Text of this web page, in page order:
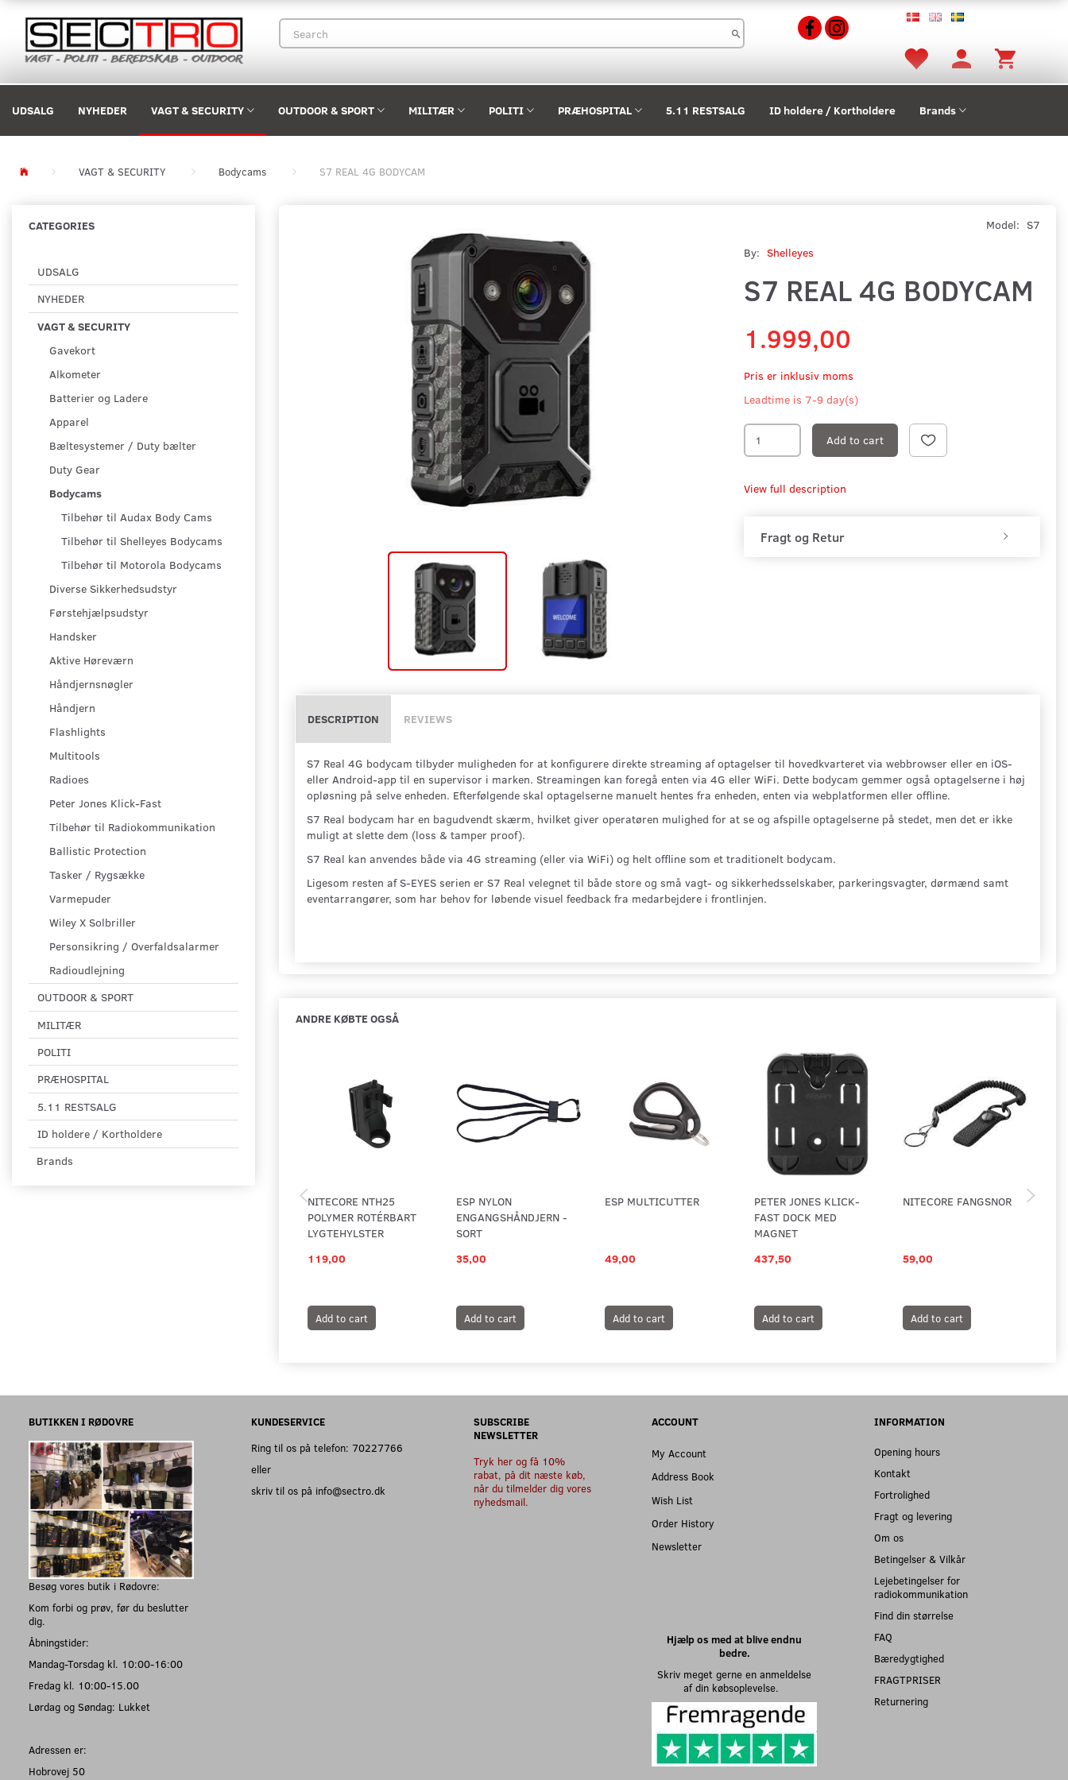
UDSALG NYHEDER VAGT & SECURITY OUTDOOR & SPORT MILITÆR POLITI PRÆHOSPITAL 5.11 RESTSALG ID holdere / Kortholdere Brands
VAGT & SECURITY Bodycams S7 REAL 4G BODYCAM
CATEGORIES
UDSALG
NYHEDER
VAGT & SECURITY
Gavekort
Alkometer
Batterier og Ladere
Apparel
Bæltesystemer / Duty bælter
Duty Gear
Bodycams
Tilbehør til Audax Body Cams
Tilbehør til Shelleyes Bodycams
Tilbehør til Motorola Bodycams
Diverse Sikkerhedsudstyr
Førstehjælpsudstyr
Handsker
Aktive Høreværn
Håndjernsnøgler
Håndjern
Flashlights
Multitools
Radioes
Peter Jones Klick-Fast
Tilbehør til Radiokommunikation
Ballistic Protection
Tasker / Rygsække
Varmepuder
Wiley X Solbriller
Personsikring / Overfaldsalarmer
Radioudlejning
OUTDOOR & SPORT
MILITÆR
POLITI
PRÆHOSPITAL
5.11 RESTSALG
ID holdere / Kortholdere
Brands
Model: S7
By: Shelleyes
S7 REAL 4G BODYCAM
1.999,00
Pris er inklusiv moms
Leadtime is 7-9 day(s)
Add to cart
View full description
Fragt og Retur
DESCRIPTION REVIEWS
S7 Real 4G bodycam tilbyder muligheden for at konfigurere direkte streaming af optagelser til hovedkvarteret via webbrowser eller en iOS-
eller Android-app til en supervisor i marken. Streamingen kan foregå enten via 4G eller WiFi. Dette bodycam gemmer også optagelserne i høj
opløsning på selve enheden. Efterfølgende skal optagelserne manuelt hentes fra enheden, enten via webplatformen eller offline.
S7 Real bodycam har en bagudvendt skærm, hvilket giver operatøren mulighed for at se og afspille optagelserne på stedet, men det er ikke
muligt at slette dem (loss & tamper proof).
S7 Real kan anvendes både via 4G streaming (eller via WiFi) og helt offline som et traditionelt bodycam.
Ligesom resten af S-EYES serien er S7 Real velegnet til både store og små vagt- og sikkerhedsselskaber, parkeringsvagter, dørmænd samt
eventarrangører, som har behov for løbende visuel feedback fra medarbejdere i frontlinjen.
ANDRE KØBTE OGSÅ
NITECORE NTH25
POLYMER ROTÉRBART
LYGTEHYLSTER
119,00
Add to cart
ESP NYLON
ENGANGSHÅNDJERN -
SORT
35,00
Add to cart
ESP MULTICUTTER
49,00
Add to cart
PETER JONES KLICK-
FAST DOCK MED
MAGNET
437,50
Add to cart
NITECORE FANGSNOR
59,00
Add to cart
BUTIKKEN I RØDOVRE
Besøg vores butik i Rødovre:
Kom forbi og prøv, før du beslutter
dig.
Åbningstider:
Mandag-Torsdag kl. 10:00-16:00
Fredag kl. 10:00-15.00
Lørdag og Søndag: Lukket
Adressen er:
Hobrovej 50
KUNDESERVICE
Ring til os på telefon: 70227766
eller
skriv til os på info@sectro.dk
SUBSCRIBE
NEWSLETTER
Tryk her og få 10%
rabat, på dit næste køb,
når du tilmelder dig vores
nyhedsmail.
ACCOUNT
My Account
Address Book
Wish List
Order History
Newsletter
Hjælp os med at blive endnu
bedre.
Skriv meget gerne en anmeldelse
af din købsoplevelse.
INFORMATION
Opening hours
Kontakt
Fortrolighed
Fragt og levering
Om os
Betingelser & Vilkår
Lejebetingelser for
radiokommunikation
Find din størrelse
FAQ
Bæredygtighed
FRAGTPRISER
Returnering